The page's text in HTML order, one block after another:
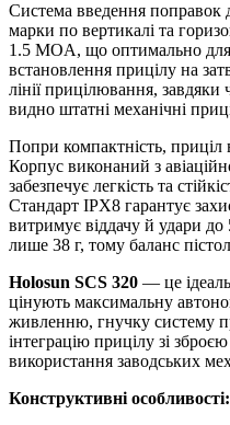
Система введення поправок
марки по вертикалі та
1.5 MOA, що оптимально
встановлення прицілу на
лінії прицілювання,
видно штатні механічні
Попри компактність, приціл
Корпус виконаний з
забезпечує легкість та
Стандарт IPX8 гарантує
витримує віддачу й удари
лише 38 г, тому баланс
Holosun SCS 320 — це
цінують максимальну
живленню, гнучку систему
інтеграцію прицілу зі
використання заводських
Конструктивні особливості: